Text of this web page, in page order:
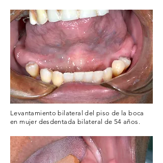
Levantamiento bilateral del piso de la boca
en mujerdesdentada bilateral de 54 años.